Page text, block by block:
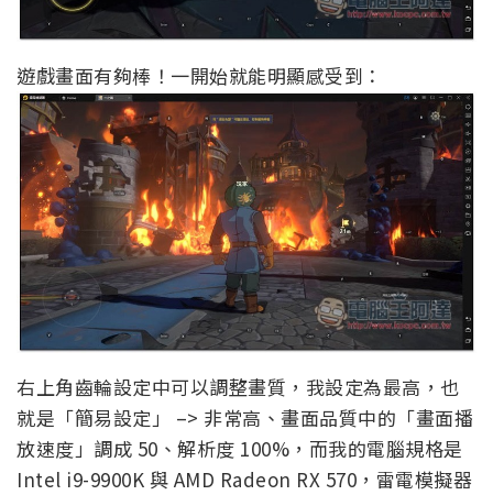
遊戲畫面有夠棒！一開始就能明顯感受到：
右上角齒輪設定中可以調整畫質，我設定為最高，也
就是「簡易設定」 –> 非常高、畫面品質中的「畫面播
放速度」調成 50、解析度 100%，而我的電腦規格是
Intel i9-9900K 與 AMD Radeon RX 570，雷電模擬器